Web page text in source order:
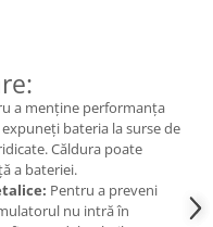
a menține performanța
bateria la surse de
Căldura poate
a bateriei.
Pentru a preveni
nu intră în